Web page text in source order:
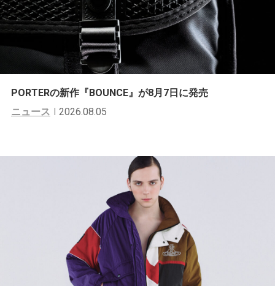
PORTERの新作『BOUNCE』が8月7日に発売
ニュース
2026.08.05